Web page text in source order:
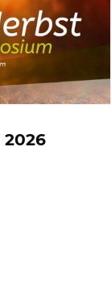
2026